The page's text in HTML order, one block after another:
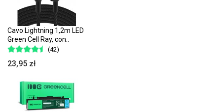
Cavo Lightning 1,2m LED
Green Cell Ray, con..
(42)
23,95 zł